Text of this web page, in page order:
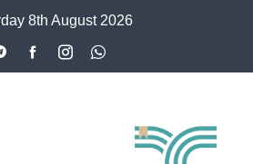
8th August 2026